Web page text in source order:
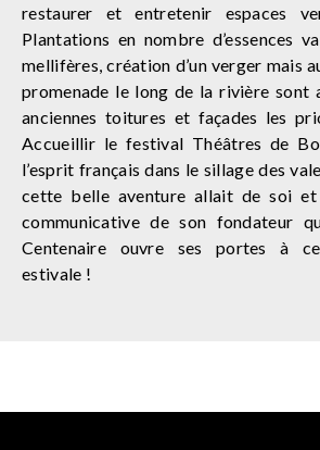
restaurer et entretenir espaces
Plantations en nombre d’essences
mellifères, création d’un verger mais
promenade le long de la rivière sont
anciennes toitures et façades les
Accueillir le festival Théâtres de
l’esprit français dans le sillage des
cette belle aventure allait de soi et
communicative de son fondateur
Centenaire ouvre ses portes à
estivale !